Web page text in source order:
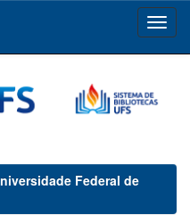
Federal de